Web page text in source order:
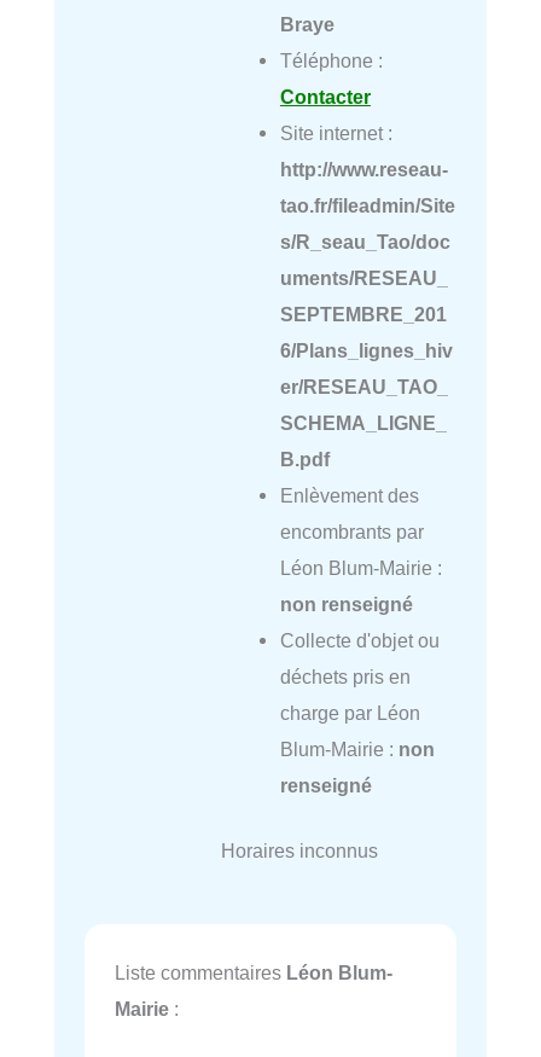
Braye
Téléphone :
Contacter
Site internet :
http://www.reseau-
tao.fr/fileadmin/Site
s/R_seau_Tao/doc
uments/RESEAU_
SEPTEMBRE_201
6/Plans_lignes_hiv
er/RESEAU_TAO_
SCHEMA_LIGNE_
B.pdf
Enlèvement des
encombrants par
Léon Blum-Mairie :
non renseigné
Collecte d'objet ou
déchets pris en
charge par Léon
Blum-Mairie : non
renseigné
Horaires inconnus
Liste commentaires Léon Blum-
Mairie :